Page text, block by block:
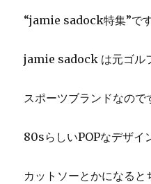
“jamie sadock特集”で
jamie sadock は元ゴル
スポーツブランドなので
80sらしいPOPなデザイ
カットソーとかになると